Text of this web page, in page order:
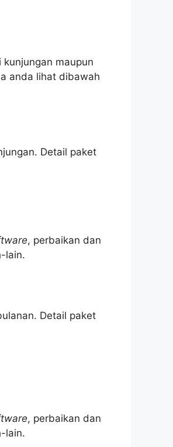
maupun
anda lihat dibawah
Detail paket
, perbaikan dan
lain.
Detail paket
, perbaikan dan
lain.